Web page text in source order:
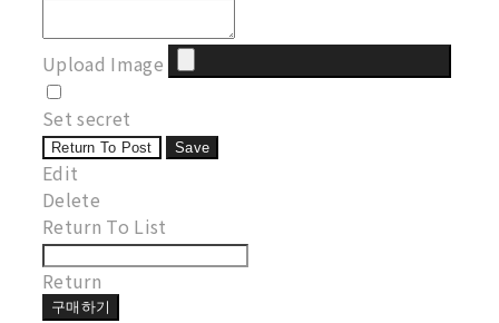
Upload Image
Set secret
Return To Post Save
Edit
Delete
Return To List
Return
구매하기